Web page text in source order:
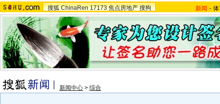
搜狐 ChinaRen 17173 焦点房地产 搜狗 新闻 -
新闻中心 > 综合